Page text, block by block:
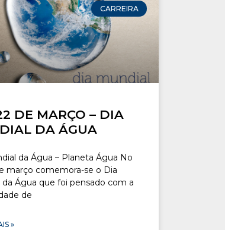
CARREIRA
DE MARÇO – DIA
DA ÁGUA
da Água – Planeta Água No
março comemora-se o Dia
da Água que foi pensado com a
de
»